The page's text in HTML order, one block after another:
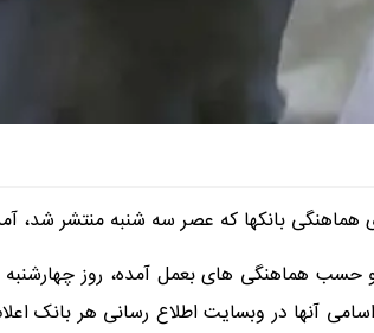
هماهنگی بانکها که عصر سه شنبه منتشر شد،
آنها در وبسایت اطلاع رسانی هر بانک